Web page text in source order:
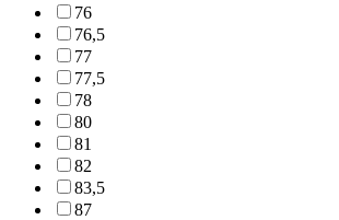
76
76,5
77
77,5
78
80
81
82
83,5
87